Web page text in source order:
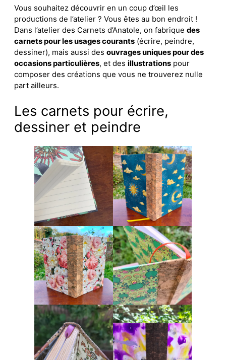
Vous souhaitez découvrir en un coup d’œil les
productions de l’atelier ? Vous êtes au bon endroit !
Dans l’atelier des Carnets d’Anatole, on fabrique des
carnets pour les usages courants (écrire, peindre,
dessiner), mais aussi des ouvrages uniques pour des
occasions particulières, et des illustrations pour
composer des créations que vous ne trouverez nulle
part ailleurs.
Les carnets pour écrire,
dessiner et peindre